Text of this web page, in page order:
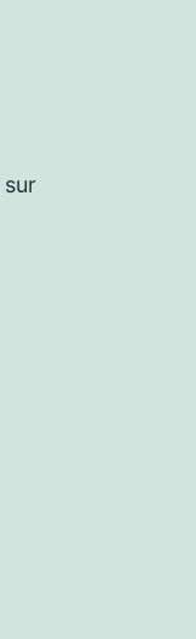
sur